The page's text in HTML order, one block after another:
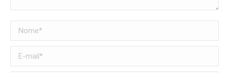
Nome *
E-mail *